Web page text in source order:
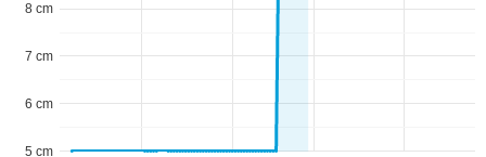
5 cm
6 cm
7 cm
8 cm